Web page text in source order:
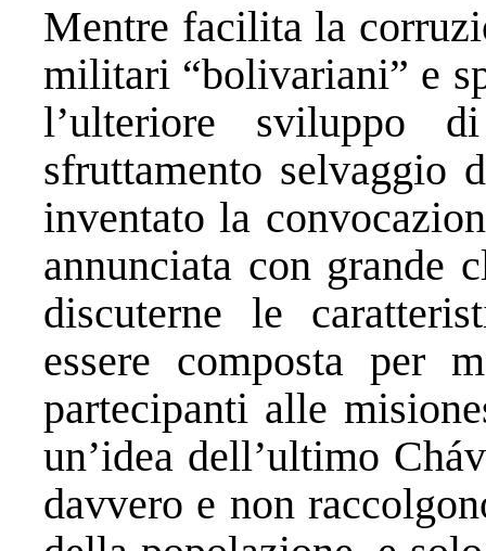
Mentre facilita la
militari “bolivariani” e
l’ulteriore sviluppo
sfruttamento selvaggio
inventato la
annunciata con grande
discuterne le
essere composta per
partecipanti alle
un’idea dell’ultimo
davvero e non